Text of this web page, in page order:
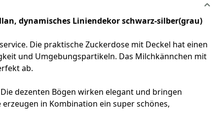
dynamisches Liniendekor schwarz-silber(grau)
Die praktische Zuckerdose mit Deckel hat einen
und Umgebungspartikeln. Das Milchkännchen mit
ab.
dezenten Bögen wirken elegant und bringen
in Kombination ein super schönes,